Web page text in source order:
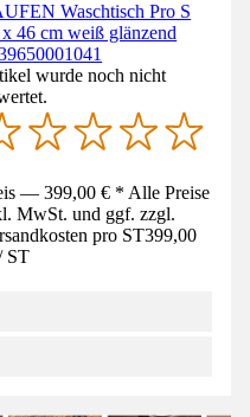
Waschtisch Pro S
46 cm weiß glänzend
wurde noch nicht
— 399,00 € * Alle Preise
MwSt. und ggf. zzgl.
pro ST399,00
ST